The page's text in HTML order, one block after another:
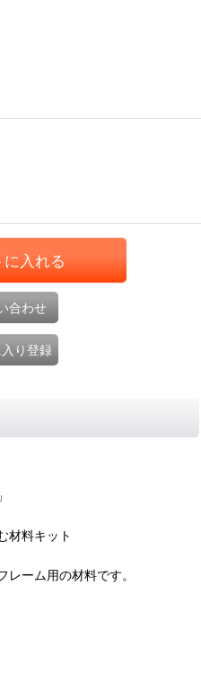
に入れる
合わせ
り登録
材料キット
ーム用の材料です。